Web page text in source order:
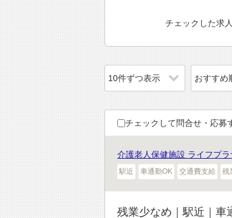
チェックした求
チェックして問合せ・応募
介護老人保健施設 ライフプ
駅近 車通勤OK 交通費支給 残
残業少なめ｜駅近｜車